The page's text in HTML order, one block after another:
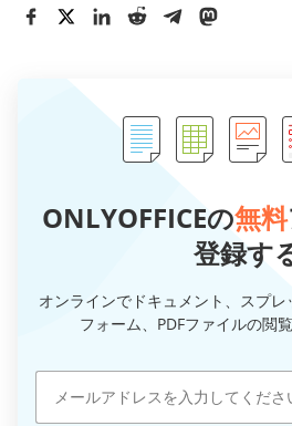
ONLYOFFICEの無料
登録す
オンラインでドキュメント、スプレ
フォーム、PDFファイルの閲